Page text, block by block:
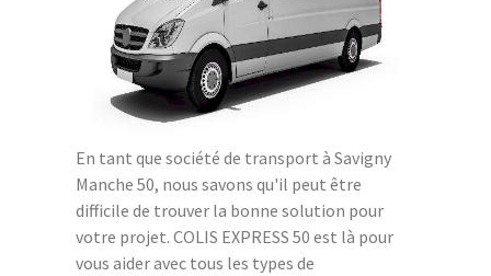
En tant que société de transport à Savigny
Manche 50, nous savons qu'il peut être
difficile de trouver la bonne solution pour
votre projet. COLIS EXPRESS 50 est là pour
vous aider avec tous les types de